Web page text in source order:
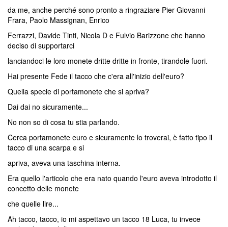
da me, anche perché sono pronto a ringraziare Pier Giovanni
Frara, Paolo Massignan, Enrico
Ferrazzi, Davide Tinti, Nicola D e Fulvio Barizzone che hanno
deciso di supportarci
lanciandoci le loro monete dritte dritte in fronte, tirandole fuori.
Hai presente Fede il tacco che c'era all'inizio dell'euro?
Quella specie di portamonete che si apriva?
Dai dai no sicuramente...
No non so di cosa tu stia parlando.
Cerca portamonete euro e sicuramente lo troverai, è fatto tipo il
tacco di una scarpa e si
apriva, aveva una taschina interna.
Era quello l'articolo che era nato quando l'euro aveva introdotto il
concetto delle monete
che quelle lire...
Ah tacco, tacco, io mi aspettavo un tacco 18 Luca, tu invece